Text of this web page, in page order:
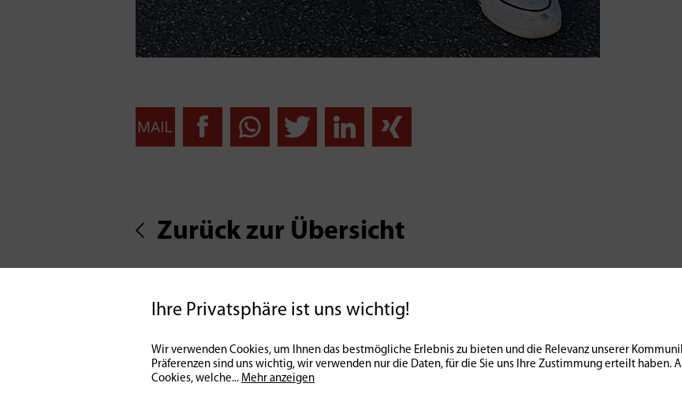
Zurück zur Übersicht
Ihre Privatsphäre ist uns wichtig!
Wir verwenden Cookies, um Ihnen das bestmögliche Erlebnis zu bieten und die Relevanz unserer
Präferenzen sind uns wichtig, wir verwenden nur die Daten, für die Sie uns Ihre Zustimmung erteilt
Cookies, welche... Mehr anzeigen